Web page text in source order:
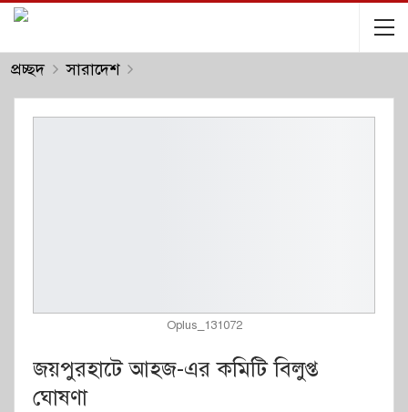
প্রচ্ছদ সারাদেশ
Oplus_131072
জয়পুরহাটে আহজ-এর কমিটি বিলুপ্ত
ঘোষণা